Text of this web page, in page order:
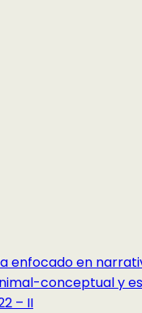
enfocado en
conceptual y
– II